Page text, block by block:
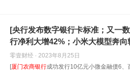
[央行发布数字银行卡标准；又一
行净利大增42%；小米大模型奔向
零壹财经 · 2023年8月25日
[厦门农商银行成功发行10亿元小微金融债6